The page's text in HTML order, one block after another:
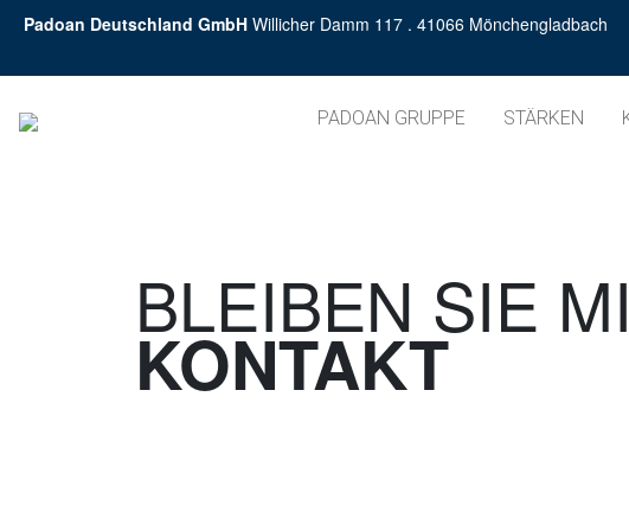
Padoan Deutschland GmbH Willicher Damm 117 . 41066 Mönchengladbach
PADOAN GRUPPE STÄRKEN
BLEIBEN SIE
KONTAKT